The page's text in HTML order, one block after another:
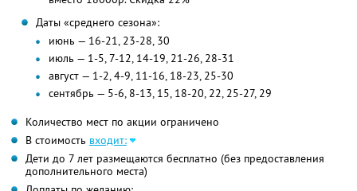
Даты «среднего сезона»:
июнь — 16-21, 23-28, 30
июль — 1-5, 7-12, 14-19, 21-26, 28-31
август — 1-2, 4-9, 11-16, 18-23, 25-30
сентябрь — 5-6, 8-13, 15, 18-20, 22, 25-27, 29
Количество мест по акции ограничено
В стоимость входит:
Дети до 7 лет размещаются бесплатно (без предоставления
дополнительного места)